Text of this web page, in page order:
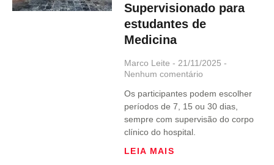
Supervisionado para
estudantes de
Medicina
Marco Leite
21/11/2025
Nenhum comentário
Os participantes podem escolher
períodos de 7, 15 ou 30 dias,
sempre com supervisão do corpo
clínico do hospital.
LEIA MAIS